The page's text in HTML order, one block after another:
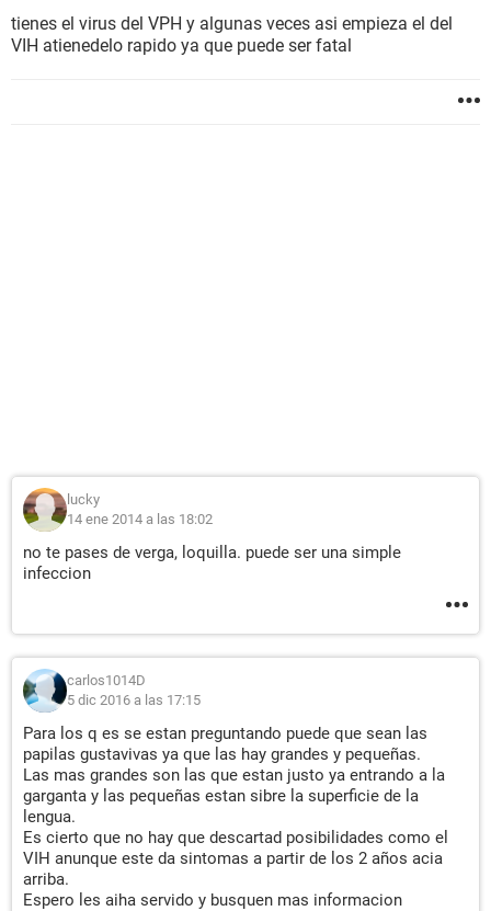
tienes el virus del VPH y algunas veces asi empieza el del
VIH atienedelo rapido ya que puede ser fatal
lucky
14 ene 2014 a las 18:02
no te pases de verga, loquilla. puede ser una simple
infeccion
carlos1014D
5 dic 2016 a las 17:15
Para los q es se estan preguntando puede que sean las
papilas gustavivas ya que las hay grandes y pequeñas.
Las mas grandes son las que estan justo ya entrando a la
garganta y las pequeñas estan sibre la superficie de la
lengua.
Es cierto que no hay que descartad posibilidades como el
VIH anunque este da sintomas a partir de los 2 años acia
arriba.
Espero les aiha servido y busquen mas informacion